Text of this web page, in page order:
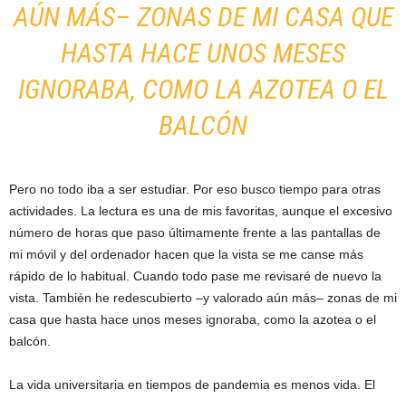
AÚN MÁS– ZONAS DE MI CASA QUE
HASTA HACE UNOS MESES
IGNORABA, COMO LA AZOTEA O EL
BALCÓN
Pero no todo iba a ser estudiar. Por eso busco tiempo para otras
actividades. La lectura es una de mis favoritas, aunque el excesivo
número de horas que paso últimamente frente a las pantallas de
mi móvil y del ordenador hacen que la vista se me canse más
rápido de lo habitual. Cuando todo pase me revisaré de nuevo la
vista. También he redescubierto –y valorado aún más– zonas de mi
casa que hasta hace unos meses ignoraba, como la azotea o el
balcón.
La vida universitaria en tiempos de pandemia es menos vida. El